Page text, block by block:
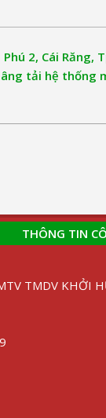
2, Cái Răng,
tải hệ thống
THÔNG TIN
TMDV KHỞI